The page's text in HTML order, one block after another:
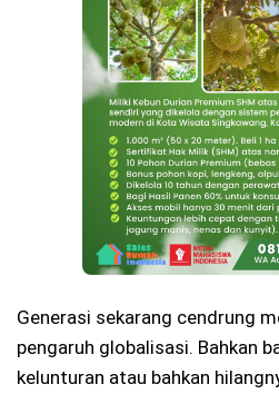
Generasi sekarang cendrung
pengaruh globalisasi. Bahkan
kelunturan atau bahkan